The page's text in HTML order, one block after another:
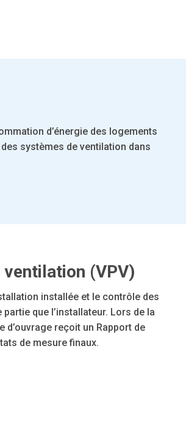
d’énergie des logements
systèmes de ventilation dans
(VPV)
installée et le contrôle des
que l’installateur. Lors de la
d’ouvrage reçoit un Rapport de
de mesure finaux.